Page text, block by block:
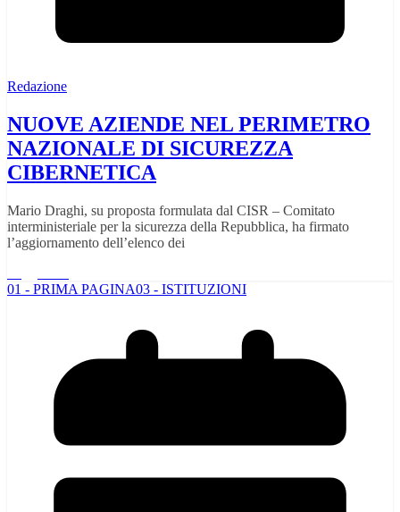
Redazione
NUOVE AZIENDE NEL PERIMETRO
NAZIONALE DI SICUREZZA
CIBERNETICA
Mario Draghi, su proposta formulata dal CISR – Comitato
interministeriale per la sicurezza della Repubblica, ha firmato
l’aggiornamento dell’elenco dei
01 - PRIMA PAGINA03 - ISTITUZIONI